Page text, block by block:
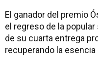
El ganador del premio
el regreso de la
de su cuarta entrega
recuperando la